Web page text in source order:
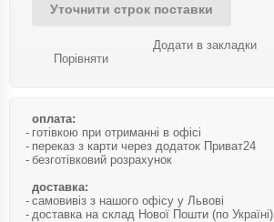
Уточнити строк поставки
Порівняти
Додати в закладки
оплата:
готівкою при отриманні в офісі
переказ з карти через додаток Приват24
безготівковий розрахунок
доставка:
самовивіз з нашого офісу у Львові
доставка на склад Нової Пошти (по Україні)